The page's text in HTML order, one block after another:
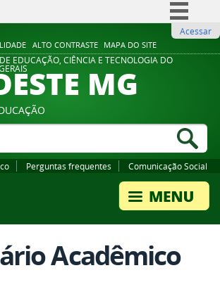
ALTO CONTRASTE MAPA DO SITE
Comunica BR
Participe
Legislação
Acessar
EDUCAÇÃO, CIÊNCIA E TECNOLOGIA DO
MG
Perguntas frequentes Comunicação Social
Acadêmico